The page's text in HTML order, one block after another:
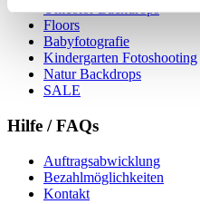
Unicolor Backdrops
Floors
Babyfotografie
Kindergarten Fotoshooting
Natur Backdrops
SALE
Hilfe / FAQs
Auftragsabwicklung
Bezahlmöglichkeiten
Kontakt